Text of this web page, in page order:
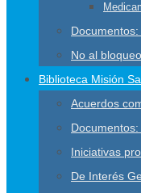
No al
Biblioteca Misión
Acuerdos
Iniciativas
De Interés